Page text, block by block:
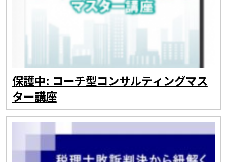
保護中: コーチ型コンサルティングマス
ター講座